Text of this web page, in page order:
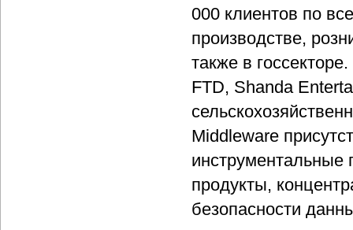
000 клиентов по
производстве,
также в
FTD, Shanda
Middleware
инструментальные
продукты,
безопасности